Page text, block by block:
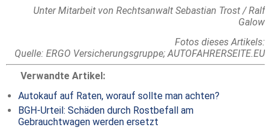
Unter Mitarbeit von Rechtsanwalt Sebastian Trost / Ralf
Galow
Fotos dieses Artikels:
Quelle: ERGO Versicherungsgruppe; AUTOFAHRERSEITE.EU
Verwandte Artikel:
Autokauf auf Raten, worauf sollte man achten?
BGH-Urteil: Schäden durch Rostbefall am
Gebrauchtwagen werden ersetzt